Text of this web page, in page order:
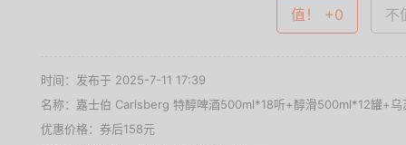
值！ +0 不
时间：发布于 2025-7-11 17:39
名称： 嘉士伯 Carlsberg 特醇啤酒500ml*18听+醇滑500ml*12罐+
优惠价格： 券后158元